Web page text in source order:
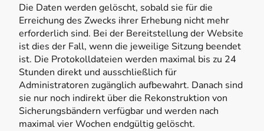
Die Daten werden gelöscht, sobald sie für die
Erreichung des Zwecks ihrer Erhebung nicht mehr
erforderlich sind. Bei der Bereitstellung der Website
ist dies der Fall, wenn die jeweilige Sitzung beendet
ist. Die Protokolldateien werden maximal bis zu 24
Stunden direkt und ausschließlich für
Administratoren zugänglich aufbewahrt. Danach sind
sie nur noch indirekt über die Rekonstruktion von
Sicherungsbändern verfügbar und werden nach
maximal vier Wochen endgültig gelöscht.